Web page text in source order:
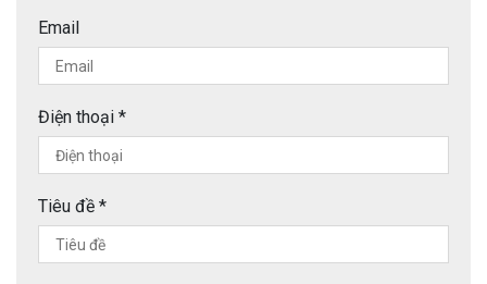
Email
Điện thoại *
Tiêu đề *